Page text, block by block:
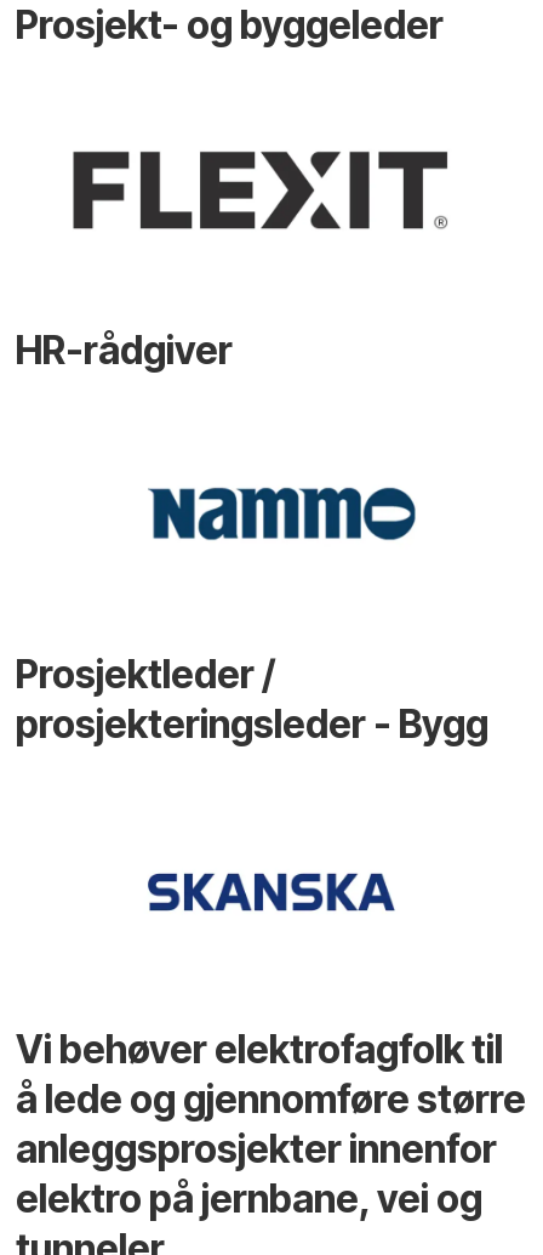
Prosjekt- og byggeleder
HR-rådgiver
Prosjektleder /
prosjekteringsleder - Bygg
Vi behøver elektrofagfolk til
å lede og gjennomføre større
anleggsprosjekter innenfor
elektro på jernbane, vei og